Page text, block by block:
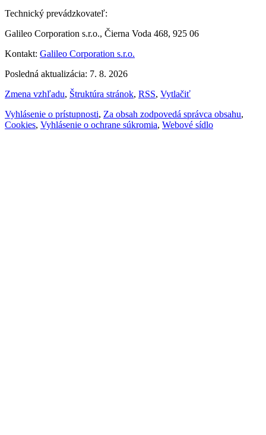
Technický prevádzkovateľ:
Galileo Corporation s.r.o., Čierna Voda 468, 925 06
Kontakt: Galileo Corporation s.r.o.
Posledná aktualizácia: 7. 8. 2026
Zmena vzhľadu, Štruktúra stránok, RSS, Vytlačiť
Vyhlásenie o prístupnosti, Za obsah zodpovedá správca obsahu,
Cookies, Vyhlásenie o ochrane súkromia, Webové sídlo